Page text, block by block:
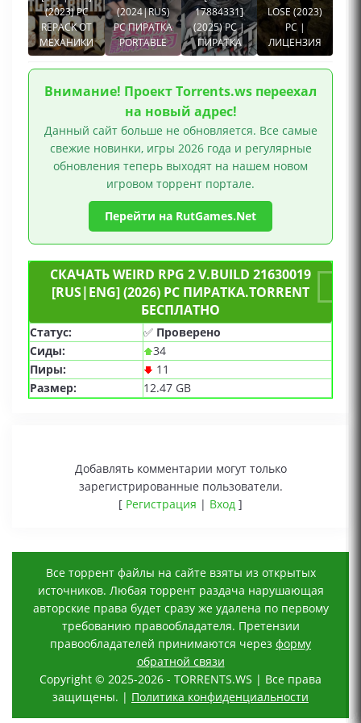
(2023) PC
REPACK ОТ
МЕХАНИКИ
(2024|RUS)
PC ПИРАТКА
PORTABLE
17884331]
(2025) PC |
ПИРАТКА
LOSE (2023)
PC |
ЛИЦЕНЗИЯ
Внимание! Проект Torrents.ws переехал
на новый адрес!
Данный сайт больше не обновляется. Все самые
свежие новинки, игры 2026 года и регулярные
обновления теперь выходят на нашем новом
игровом торрент портале.
Перейти на RutGames.Net
СКАЧАТЬ WEIRD RPG 2 V.BUILD 21630019
[RUS|ENG] (2026) PC ПИРАТКА.TORRENT
БЕСПЛАТНО
Статус: ✅ Проверено
Сиды:
34
Пиры:
11
Размер:
12.47 GB
Добавлять комментарии могут только
зарегистрированные пользователи.
[ Регистрация | Вход ]
Все торрент файлы на сайте взяты из открытых
источников. Любая торрент раздача нарушающая
авторские права будет сразу же удалена по первому
требованию правообладателя. Претензии
правообладателей принимаются через форму
обратной связи
Copyright © 2025-2026 - TORRENTS.WS | Все права
защищены. | Политика конфиденциальности